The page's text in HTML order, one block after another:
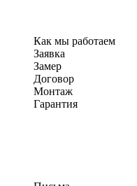
Как мы работаем
Заявка
Замер
Договор
Монтаж
Гарантия